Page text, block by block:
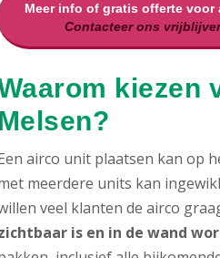
Meer info of gratis offerte voor
Contacteer ons
kiezen
Melsen?
airco unit plaatsen kan op
meerdere units kan
veel klanten de airco
is en in de wand